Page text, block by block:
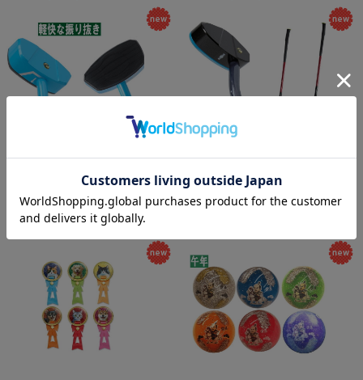
アシックス グラウンドゴ
グショット 3 (3283A277)
2026年モデル
¥18,480(税込)
アシックス グラウンドゴ
ヒッティング 2 TC
(3283A274) 2026年モデル